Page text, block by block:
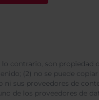
contrario, son propiedad
(2) no se puede
sus proveedores de
de los proveedores de